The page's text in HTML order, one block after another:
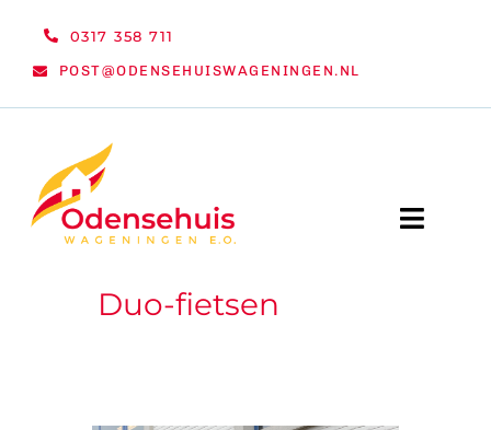
0317 358 711
POST@ODENSEHUISWAGENINGEN.NL
Toggle
WELKOMDuo-fietsen